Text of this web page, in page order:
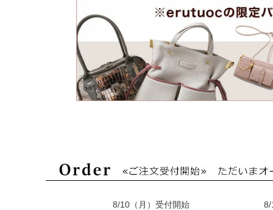
8/10（月）受付開始 8/